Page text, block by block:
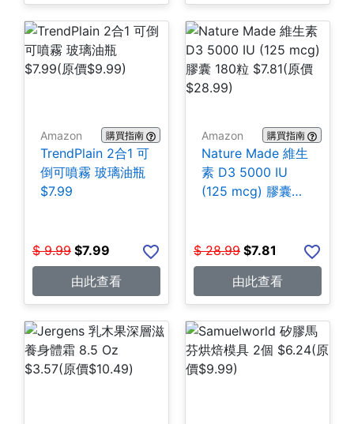
Amazon 購買指南
TrendPlain 2合1 可
倒可噴霧 玻璃油瓶
$7.99
$ 9.99 $7.99
由此查看
Amazon 購買指南
Nature Made 維生
素 D3 5000 IU
(125 mcg) 膠囊
$ 28.99 $7.81
由此查看